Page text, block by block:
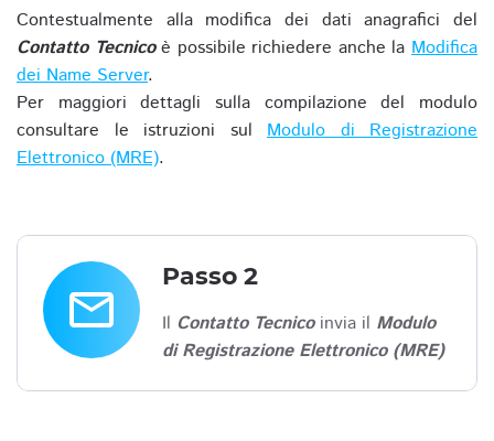
Contestualmente alla modifica dei dati anagrafici del
Contatto Tecnicoè possibile richiedere anche laModifica
dei Name Server.
Per maggiori dettagli sulla compilazione del modulo
consultare le istruzioni sul Modulo di Registrazione
Elettronico (MRE).
email
Passo 2
Il Contatto Tecnicoinvia il Modulo
di Registrazione Elettronico (MRE)